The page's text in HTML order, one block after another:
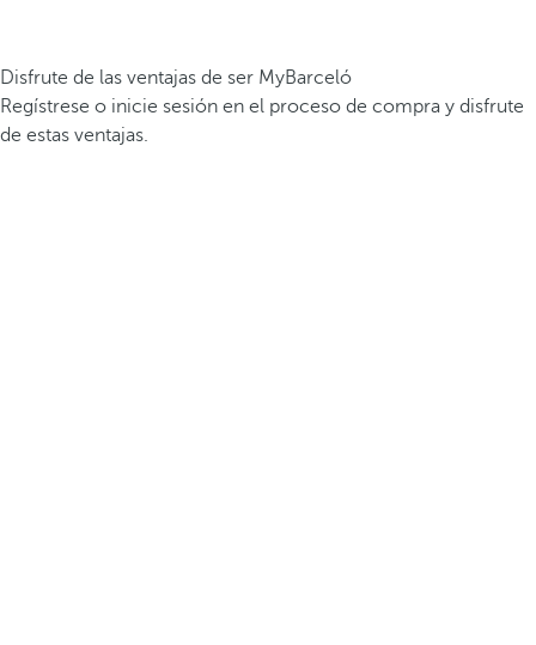
Disfrute de las ventajas de ser MyBarceló
Regístrese o inicie sesión en el proceso de compra y disfrute
de estas ventajas.